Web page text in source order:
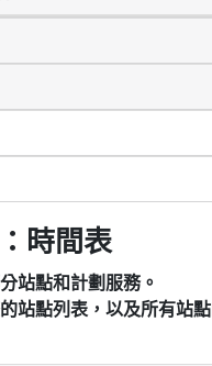
時間表
站點和計劃服務。
站點列表，以及所有站